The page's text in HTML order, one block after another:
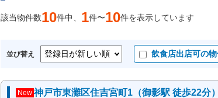
該当物件数10件中、 1件〜10件を表示しています
並び替え 飲食店出店可の
New 神戸市東灘区住吉宮町1（御影駅 徒歩22分